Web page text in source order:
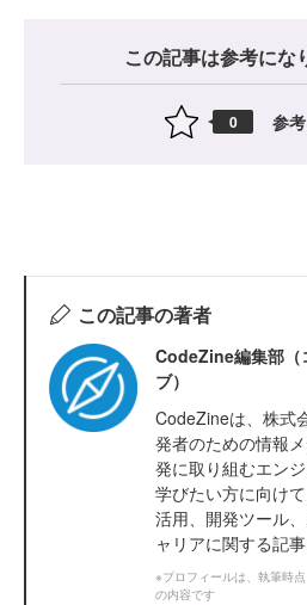
この記事は参考にな
0 参
この記事の著者
CodeZine編集部（
ブ）
CodeZineは、株式
発者のための情報
発に取り組むエン
学びたい方に向け
活用、開発ツール
ャリアに関する記
※プロフィールは、執筆時
の内容です